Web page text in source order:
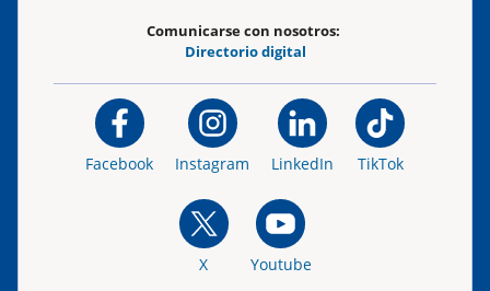
Comunicarse con nosotros:
Directorio digital
Facebook Instagram LinkedIn TikTok
X Youtube